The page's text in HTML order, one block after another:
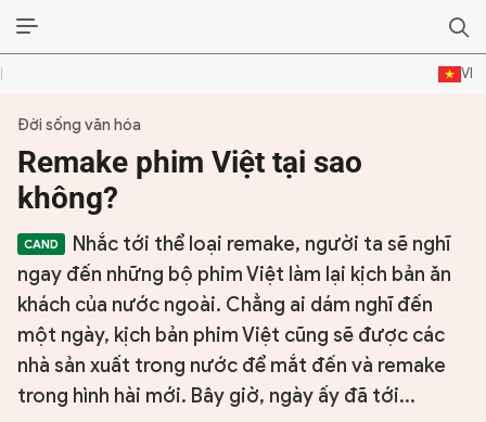
VI
ĐỜI SỐNG VĂN HÓA
TƯ LIỆU VĂN HÓA
LÝ LUẬN
THƠ
TRUYỀN THỐNG
TRUYỆN
Đời sống văn hóa
Remake phim Việt tại sao
không?
Nhắc tới thể loại remake, người ta sẽ nghĩ
ngay đến những bộ phim Việt làm lại kịch bản ăn
khách của nước ngoài. Chẳng ai dám nghĩ đến
một ngày, kịch bản phim Việt cũng sẽ được các
nhà sản xuất trong nước để mắt đến và remake
trong hình hài mới. Bây giờ, ngày ấy đã tới...